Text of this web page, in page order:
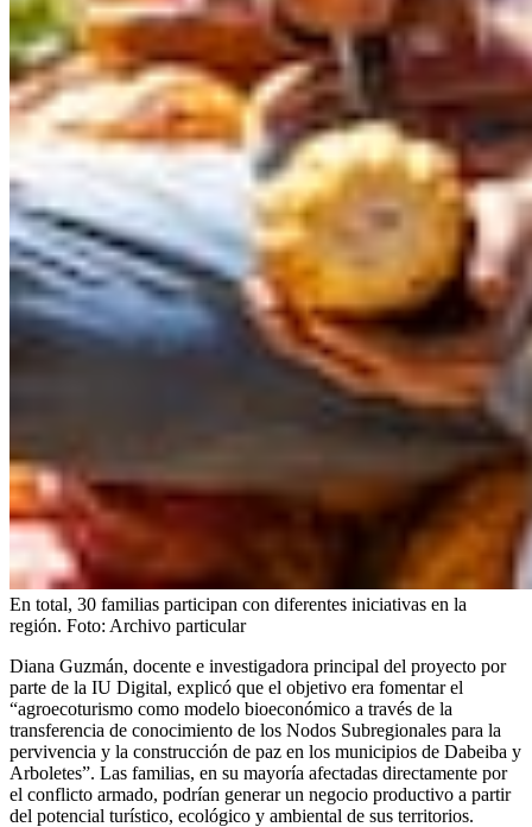
En total, 30 familias participan con diferentes iniciativas en la
región. Foto: Archivo particular
Diana Guzmán, docente e investigadora principal del proyecto por
parte de la IU Digital, explicó que el objetivo era fomentar el
“agroecoturismo como modelo bioeconómico a través de la
transferencia de conocimiento de los Nodos Subregionales para la
pervivencia y la construcción de paz en los municipios de Dabeiba y
Arboletes”. Las familias, en su mayoría afectadas directamente por
el conflicto armado, podrían generar un negocio productivo a partir
del potencial turístico, ecológico y ambiental de sus territorios.